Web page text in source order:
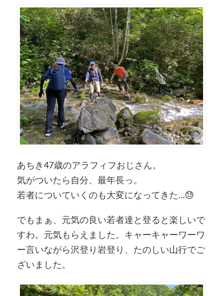
あちき47歳のアラフィフおじさん。
気がついたら自分、最年長っ。
若者についていくのも大変になってきた…😓
でもまぁ、元気の良い若者達と登ると楽しいで
すわ。元気もらえました。キャーキャーワーワ
ー言いながら沢登り岩登り、たのしい山行でご
ざいました。